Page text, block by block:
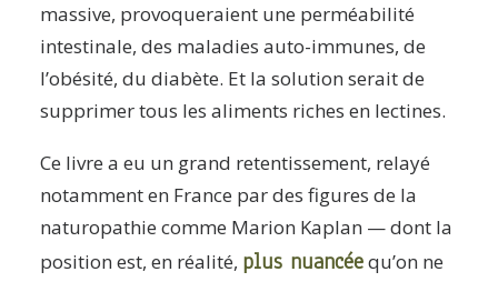
massive, provoqueraient une perméabilité
intestinale, des maladies auto-immunes, de
l’obésité, du diabète. Et la solution serait de
supprimer tous les aliments riches en lectines.
Ce livre a eu un grand retentissement, relayé
notamment en France par des figures de la
naturopathie comme Marion Kaplan — dont la
position est, en réalité, plus nuancéequ’on ne